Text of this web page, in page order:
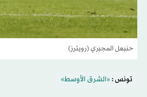
حنبعل المجبري (رويترز)
تونس : «الشرق الأوسط»